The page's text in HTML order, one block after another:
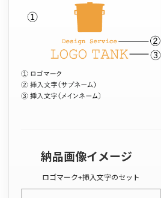
納品画像イメージ
ロゴマーク+挿入文字のセット